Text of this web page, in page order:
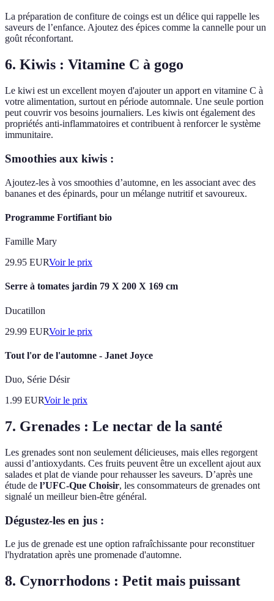
La préparation de confiture de coings est un délice qui rappelle les
saveurs de l’enfance. Ajoutez des épices comme la cannelle pour un
goût réconfortant.
6. Kiwis : Vitamine C à gogo
Le kiwi est un excellent moyen d'ajouter un apport en vitamine C à
votre alimentation, surtout en période automnale. Une seule portion
peut couvrir vos besoins journaliers. Les kiwis ont également des
propriétés anti-inflammatoires et contribuent à renforcer le système
immunitaire.
Smoothies aux kiwis :
Ajoutez-les à vos smoothies d’automne, en les associant avec des
bananes et des épinards, pour un mélange nutritif et savoureux.
Programme Fortifiant bio
Famille Mary
29.95 EURVoir le prix
Serre à tomates jardin 79 X 200 X 169 cm
Ducatillon
29.99 EURVoir le prix
Tout l'or de l'automne - Janet Joyce
Duo, Série Désir
1.99 EURVoir le prix
7. Grenades : Le nectar de la santé
Les grenades sont non seulement délicieuses, mais elles regorgent
aussi d’antioxydants. Ces fruits peuvent être un excellent ajout aux
salades et plat de viande pour rehausser les saveurs. D’après une
étude de l’UFC-Que Choisir, les consommateurs de grenades ont
signalé un meilleur bien-être général.
Dégustez-les en jus :
Le jus de grenade est une option rafraîchissante pour reconstituer
l'hydratation après une promenade d'automne.
8. Cynorrhodons : Petit mais puissant